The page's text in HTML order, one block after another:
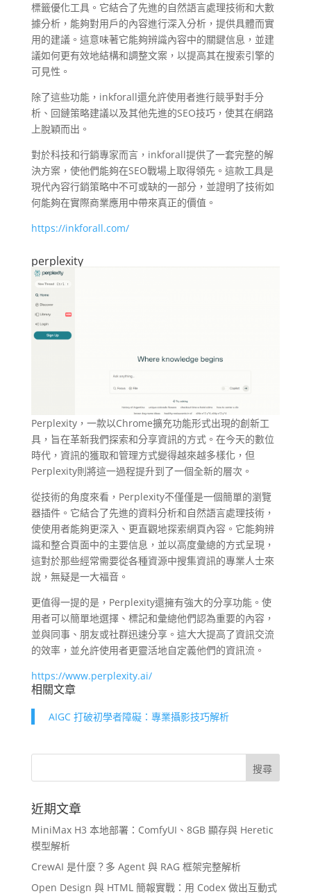
標籤優化工具。它結合了先進的自然語言處理技術和大數
據分析，能夠對用戶的內容進行深入分析，提供具體而實
用的建議。這意味著它能夠辨識內容中的關鍵信息，並建
議如何更有效地結構和調整文案，以提高其在搜索引擎的
可見性。
除了這些功能，inkforall還允許使用者進行競爭對手分
析、回鏈策略建議以及其他先進的SEO技巧，使其在網路
上脫穎而出。
對於科技和行銷專家而言，inkforall提供了一套完整的解
決方案，使他們能夠在SEO戰場上取得領先。這款工具是
現代內容行銷策略中不可或缺的一部分，並證明了技術如
何能夠在實際商業應用中帶來真正的價值。
https://inkforall.com/
perplexity
Perplexity，一款以Chrome擴充功能形式出現的創新工
具，旨在革新我們探索和分享資訊的方式。在今天的數位
時代，資訊的獲取和管理方式變得越來越多樣化，但
Perplexity則將這一過程提升到了一個全新的層次。
從技術的角度來看，Perplexity不僅僅是一個簡單的瀏覽
器插件。它結合了先進的資料分析和自然語言處理技術，
使使用者能夠更深入、更直觀地探索網頁內容。它能夠辨
識和整合頁面中的主要信息，並以高度彙總的方式呈現，
這對於那些經常需要從各種資源中搜集資訊的專業人士來
說，無疑是一大福音。
更值得一提的是，Perplexity還擁有強大的分享功能。使
用者可以簡單地選擇、標記和彙總他們認為重要的內容，
並與同事、朋友或社群迅速分享。這大大提高了資訊交流
的效率，並允許使用者更靈活地自定義他們的資訊流。
https://www.perplexity.ai/
相關文章
AIGC 打破初學者障礙：專業攝影技巧解析
近期文章
MiniMax H3 本地部署：ComfyUI、8GB 顯存與 Heretic
模型解析
CrewAI 是什麼？多 Agent 與 RAG 框架完整解析
Open Design 與 HTML 簡報實戰：用 Codex 做出互動式